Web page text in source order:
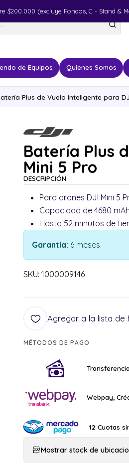
de Equipos Quienes Somos
$200.000 (excluye Fondos, C - Stand &
Plus de Vuelo Inteligente para
Batería Plus
Mini 5 Pro
DESCRIPCIÓN
Para drones DJI Mini 5
Capacidad de 4680
Hasta 52 minutos de
Garantía: 6 meses
SKU: 1000009146
Agregar a la lista de
MÉTODOS DE PAGO
Webpay,
12 Cuotas
Mostrar stock de